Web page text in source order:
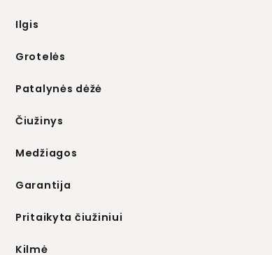
Ilgis
Grotelės
Patalynės dėžė
Čiužinys
Medžiagos
Garantija
Pritaikyta čiužiniui
Kilmė